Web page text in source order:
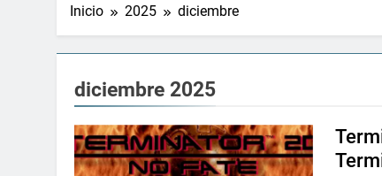
Inicio 2025 diciembre
diciembre 2025